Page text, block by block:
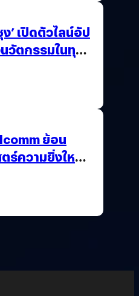
’ เปิดตัวไลน์อัป
วัตกรรมในทุก
ย้อน
ร์ความยิ่งใหญ่